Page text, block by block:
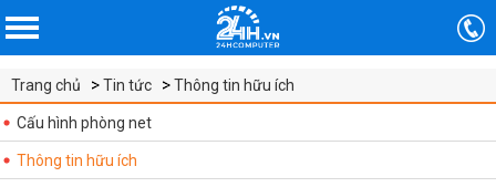
Trang chủ Tin tức Thông tin hữu ích
Cấu hình phòng net
Thông tin hữu ích